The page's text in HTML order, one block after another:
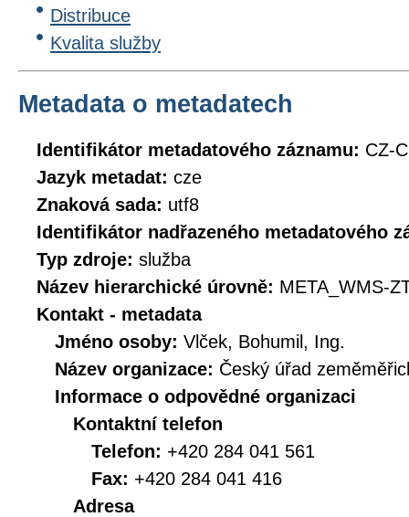
Distribuce
Kvalita služby
Metadata o metadatech
Identifikátor metadatového záznamu: CZ-
Jazyk metadat: cze
Znaková sada: utf8
Identifikátor nadřazeného metadatového
Typ zdroje: služba
Název hierarchické úrovně: META_WMS-
Kontakt - metadata
Jméno osoby: Vlček, Bohumil, Ing.
Název organizace: Český úřad
Informace o odpovědné organizaci
Kontaktní telefon
Telefon: +420 284 041 561
Fax: +420 284 041 416
Adresa